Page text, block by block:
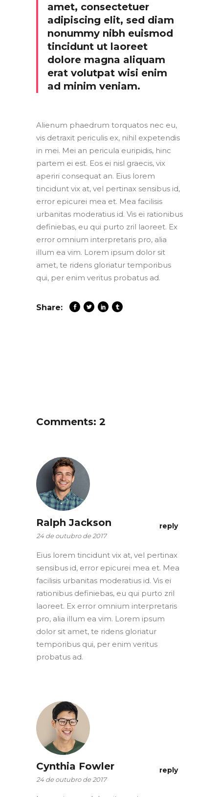
amet, consectetuer
adipiscing elit, sed diam
nonummy nibh euismod
tincidunt ut laoreet
dolore magna aliquam
erat volutpat wisi enim
ad minim veniam.
Alienum phaedrum torquatos nec eu,
vis detraxit periculis ex, nihil expetendis
in mei. Mei an pericula euripidis, hinc
partem ei est. Eos ei nisl graecis, vix
aperiri consequat an. Eius lorem
tincidunt vix at, vel pertinax sensibus id,
error epicurei mea et. Mea facilisis
urbanitas moderatius id. Vis ei rationibus
definiebas, eu qui purto zril laoreet. Ex
error omnium interpretaris pro, alia
illum ea vim. Lorem ipsum dolor sit
amet, te ridens gloriatur temporibus
qui, per enim veritus probatus ad.
Share:
Comments: 2
Ralph Jackson
24 de outubro de 2017
reply
Eius lorem tincidunt vix at, vel pertinax
sensibus id, error epicurei mea et. Mea
facilisis urbanitas moderatius id. Vis ei
rationibus definiebas, eu qui purto zril
laoreet. Ex error omnium interpretaris
pro, alia illum ea vim. Lorem ipsum
dolor sit amet, te ridens gloriatur
temporibus qui, per enim veritus
probatus ad.
Cynthia Fowler
24 de outubro de 2017
reply